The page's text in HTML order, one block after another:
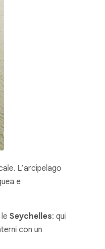
L’arcipelago
e
Seychelles: qui
con un